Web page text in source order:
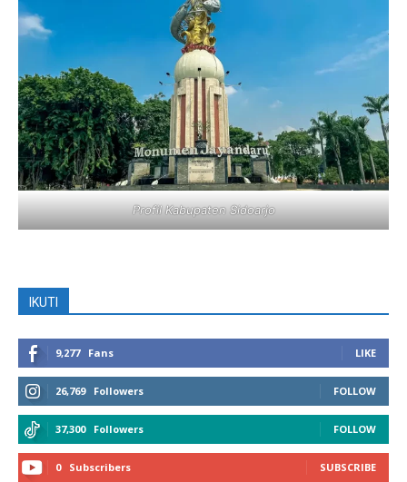
Profil Kabupaten Sidoarjo
IKUTI
9,277 Fans LIKE
26,769 Followers FOLLOW
37,300 Followers FOLLOW
0 Subscribers SUBSCRIBE